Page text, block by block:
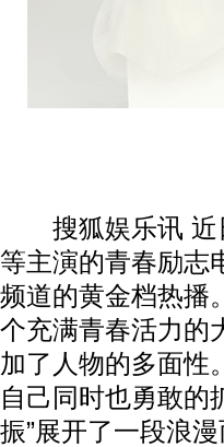
搜狐娱乐讯 近
等主演的青春励志
频道的黄金档热播
个充满青春活力的
加了人物的多面性
自己同时也勇敢的
振”展开了一段浪漫